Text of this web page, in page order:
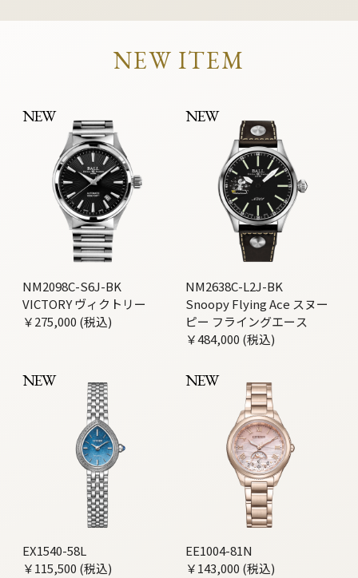
NEW ITEM
NEW
NM2098C-S6J-BK
VICTORY ヴィクトリー
￥275,000 (税込)
NEW
NM2638C-L2J-BK
Snoopy Flying Ace スヌー
ピー フライングエース
￥484,000 (税込)
NEW
EX1540-58L
￥115,500 (税込)
NEW
EE1004-81N
￥143,000 (税込)